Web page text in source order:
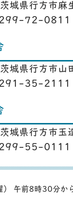
城県行方市
72-0811
城県行方市
35-2111
城県行方市玉
55-0111
） 午前8時30分か